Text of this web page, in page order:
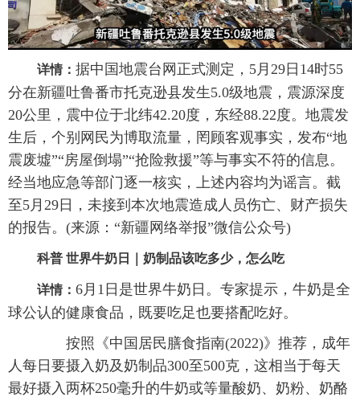
详情： 据中国地震台网正式测定，5月29日14时55
分在新疆吐鲁番市托克逊县发生5.0级地震，震源深度
20公里，震中位于北纬42.20度，东经88.22度。地震发
生后，个别网民为博取流量，罔顾客观事实，发布“地
震废墟”“房屋倒塌”“抢险救援”等与事实不符的信息。
经当地应急等部门逐一核实，上述内容均为谣言。截
至5月29日，未接到本次地震造成人员伤亡、财产损失
的报告。(来源：“新疆网络举报”微信公众号)
科普 世界牛奶日｜奶制品该吃多少，怎么吃
详情： 6月1日是世界牛奶日。专家提示，牛奶是全
球公认的健康食品，既要吃足也要搭配吃好。
按照《中国居民膳食指南(2022)》推荐，成年
人每日要摄入奶及奶制品300至500克，这相当于每天
最好摄入两杯250毫升的牛奶或等量酸奶、奶粉、奶酪